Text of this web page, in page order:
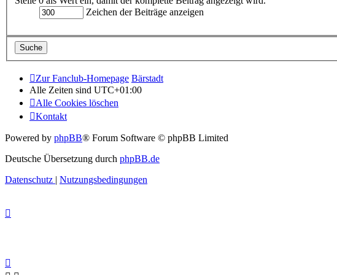
Zeichen der Beiträge anzeigen
Zur Fanclub-Homepage Bärstadt
Alle Zeiten sind UTC+01:00
Alle Cookies löschen
Kontakt
Powered by phpBB® Forum Software © phpBB Limited
Deutsche Übersetzung durch phpBB.de
Datenschutz | Nutzungsbedingungen